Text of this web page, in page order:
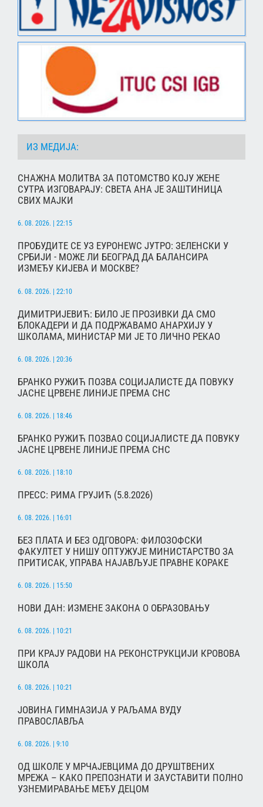
ИЗ МЕДИЈА:
СНАЖНА МОЛИТВА ЗА ПОТОМСТВО КОЈУ ЖЕНЕ
СУТРА ИЗГОВАРАЈУ: СВЕТА АНА ЈЕ ЗАШТИНИЦА
СВИХ МАЈКИ
6. 08. 2026. | 22:15
ПРОБУДИТЕ СЕ УЗ ЕУРОНЕWС ЈУТРО: ЗЕЛЕНСКИ У
СРБИЈИ - МОЖЕ ЛИ БЕОГРАД ДА БАЛАНСИРА
ИЗМЕЂУ КИЈЕВА И МОСКВЕ?
6. 08. 2026. | 22:10
ДИМИТРИЈЕВИЋ: БИЛО ЈЕ ПРОЗИВКИ ДА СМО
БЛОКАДЕРИ И ДА ПОДРЖАВАМО АНАРХИЈУ У
ШКОЛАМА, МИНИСТАР МИ ЈЕ ТО ЛИЧНО РЕКАО
6. 08. 2026. | 20:36
БРАНКО РУЖИЋ ПОЗВА СОЦИЈАЛИСТЕ ДА ПОВУКУ
ЈАСНЕ ЦРВЕНЕ ЛИНИЈЕ ПРЕМА СНС
6. 08. 2026. | 18:46
БРАНКО РУЖИЋ ПОЗВАО СОЦИЈАЛИСТЕ ДА ПОВУКУ
ЈАСНЕ ЦРВЕНЕ ЛИНИЈЕ ПРЕМА СНС
6. 08. 2026. | 18:10
ПРЕСС: РИМА ГРУЈИЋ (5.8.2026)
6. 08. 2026. | 16:01
БЕЗ ПЛАТА И БЕЗ ОДГОВОРА: ФИЛОЗОФСКИ
ФАКУЛТЕТ У НИШУ ОПТУЖУЈЕ МИНИСТАРСТВО ЗА
ПРИТИСАК, УПРАВА НАЈАВЉУЈЕ ПРАВНЕ КОРАКЕ
6. 08. 2026. | 15:50
НОВИ ДАН: ИЗМЕНЕ ЗАКОНА О ОБРАЗОВАЊУ
6. 08. 2026. | 10:21
ПРИ КРАЈУ РАДОВИ НА РЕКОНСТРУКЦИЈИ КРОВОВА
ШКОЛА
6. 08. 2026. | 10:21
ЈОВИНА ГИМНАЗИЈА У РАЉАМА ВУДУ
ПРАВОСЛАВЉА
6. 08. 2026. | 9:10
ОД ШКОЛЕ У МРЧАЈЕВЦИМА ДО ДРУШТВЕНИХ
МРЕЖА – КАКО ПРЕПОЗНАТИ И ЗАУСТАВИТИ ПОЛНО
УЗНЕМИРАВАЊЕ МЕЂУ ДЕЦОМ